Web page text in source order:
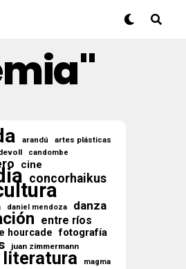
arandú artes plásticas
candombe
cine
concorhaikus
daniel mendoza danza
entre ríos
hourcade fotografía
juan zimmermann
literatura magma